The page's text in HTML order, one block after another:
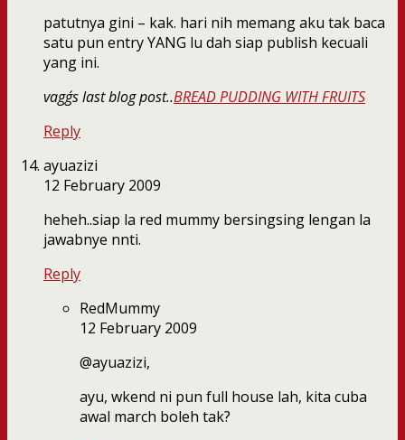
patutnya gini – kak. hari nih memang aku tak baca
satu pun entry YANG lu dah siap publish kecuali
yang ini.
vagg´s last blog post..BREAD PUDDING WITH FRUITS
Reply
ayuazizi
12 February 2009
heheh..siap la red mummy bersingsing lengan la
jawabnye nnti.
Reply
RedMummy
12 February 2009
@ayuazizi,
ayu, wkend ni pun full house lah, kita cuba
awal march boleh tak?